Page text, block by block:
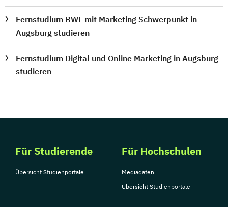
Fernstudium BWL mit Marketing Schwerpunkt in
Augsburg studieren
Fernstudium Digital und Online Marketing in Augsburg
studieren
Für Studierende
Übersicht Studienportale
Für Hochschulen
Mediadaten
Übersicht Studienportale